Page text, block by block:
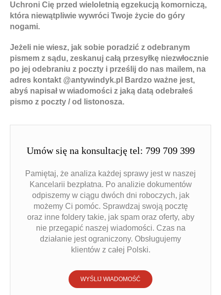
Uchroni Cię przed wieloletnią egzekucją komorniczą,
która niewątpliwie wywróci Twoje życie do góry
nogami.
Jeżeli nie wiesz, jak sobie poradzić z odebranym
pismem z sądu, zeskanuj całą przesyłkę niezwłocznie
po jej odebraniu z poczty i prześlij do nas mailem, na
adres kontakt @antywindyk.pl Bardzo ważne jest,
abyś napisał w wiadomości z jaką datą odebrałeś
pismo z poczty / od listonosza.
Umów się na konsultację tel: 799 709 399
Pamiętaj, że analiza każdej sprawy jest w naszej
Kancelarii bezpłatna. Po analizie dokumentów
odpiszemy w ciągu dwóch dni roboczych, jak
możemy Ci pomóc. Sprawdzaj swoją pocztę
oraz inne foldery takie, jak spam oraz oferty, aby
nie przegapić naszej wiadomości. Czas na
działanie jest ograniczony. Obsługujemy
klientów z całej Polski.
WYŚLIJ WIADOMOŚĆ